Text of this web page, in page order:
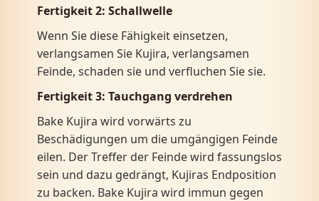
Fertigkeit 2: Schallwelle
Wenn Sie diese Fähigkeit einsetzen,
verlangsamen Sie Kujira, verlangsamen
Feinde, schaden sie und verfluchen Sie sie.
Fertigkeit 3: Tauchgang verdrehen
Bake Kujira wird vorwärts zu
Beschädigungen um die umgängigen Feinde
eilen. Der Treffer der Feinde wird fassungslos
sein und dazu gedrängt, Kujiras Endposition
zu backen. Bake Kujira wird immun gegen